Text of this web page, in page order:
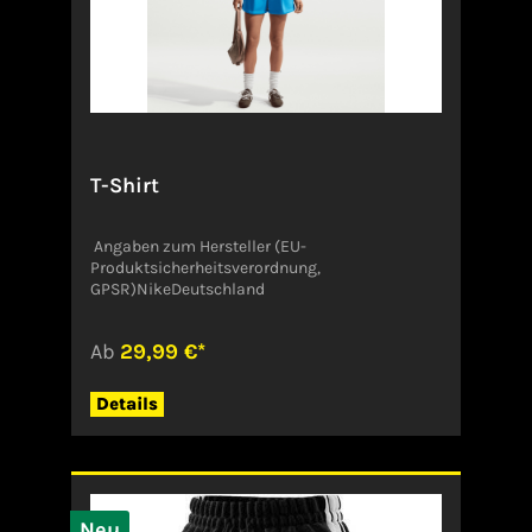
T-Shirt
Angaben zum Hersteller (EU-
Produktsicherheitsverordnung,
GPSR)NikeDeutschland
Ab 29,99 €*
Details